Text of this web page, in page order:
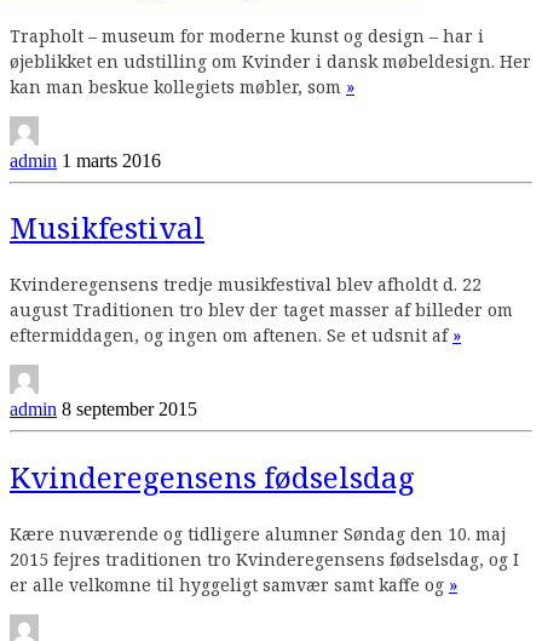
Trapholt – museum for moderne kunst og design – har i
øjeblikket en udstilling om Kvinder i dansk møbeldesign. Her
kan man beskue kollegiets møbler, som Continue
»
admin 1 marts 2016
Musikfestival
Kvinderegensens tredje musikfestival blev afholdt d. 22
august Traditionen tro blev der taget masser af billeder om
eftermiddagen, og ingen om aftenen. Se et udsnit af Continue
»
admin 8 september 2015
Kvinderegensens fødselsdag
Kære nuværende og tidligere alumner Søndag den 10. maj
2015 fejres traditionen tro Kvinderegensens fødselsdag, og I
er alle velkomne til hyggeligt samvær samt kaffe og Continue
»